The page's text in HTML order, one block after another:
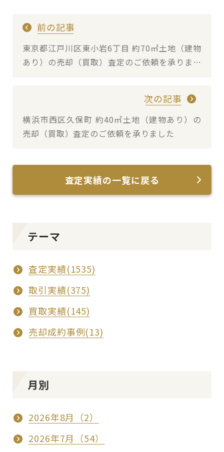
前の記事
東京都江戸川区東小岩6丁目 約70㎡土地（建物
あり）の売却（買取）査定のご依頼を承りまし
次の記事
横浜市西区久保町 約40㎡土地（建物あり）の
売却（買取）査定のご依頼を承りました
査定実績の一覧に戻る
テーマ
査定実績(1535)
取引実績(375)
買取実績(145)
売却成約事例(13)
月別
2026年8月（2）
2026年7月（54）